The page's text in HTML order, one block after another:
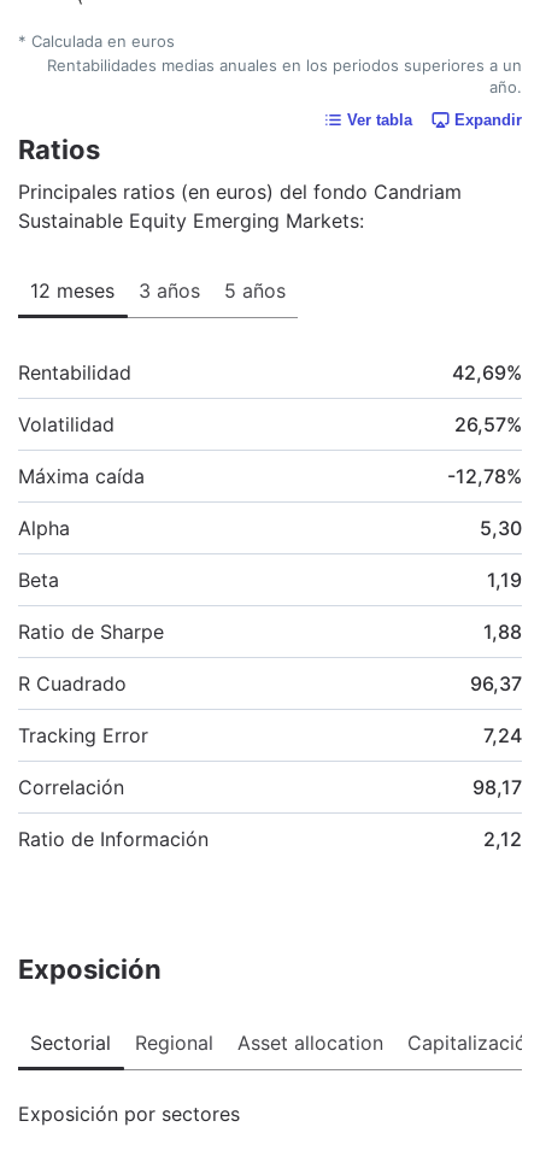
* Calculada en euros
Rentabilidades medias anuales en los periodos superiores a un
año.
Ver tabla Expandir
Ratios
Principales ratios (en euros) del fondo Candriam
Sustainable Equity Emerging Markets:
12 meses 3 años 5 años
Rentabilidad 42,69%
Volatilidad 26,57%
Máxima caída -12,78%
Alpha 5,30
Beta 1,19
Ratio de Sharpe 1,88
R Cuadrado 96,37
Tracking Error 7,24
Correlación 98,17
Ratio de Información 2,12
Exposición
Sectorial Regional Asset allocation Capitalización
Exposición por sectores